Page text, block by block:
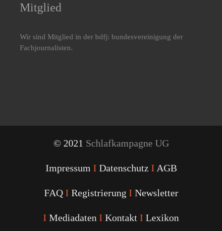
Mitglied
Wir sind Mitglied in der bdfj: bundesvereinigung der
Fachjournalisten.
© 2021 Schlafkampagne UG
Impressum I Datenschutz I AGB
FAQ I Registrierung I Newsletter
I Mediadaten I Kontakt I Lexikon